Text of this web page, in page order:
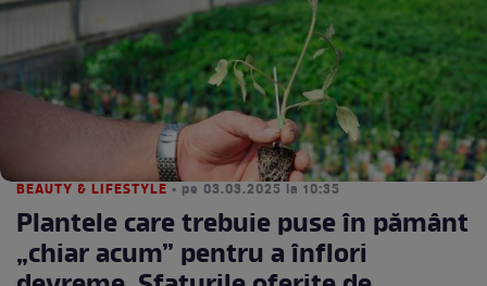
BEAUTY & LIFESTYLE • pe 03.03.2025 la 10:35
Plantele care trebuie puse în pământ
„chiar acum” pentru a înflori